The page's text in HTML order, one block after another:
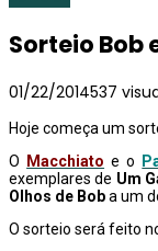
Sorteio Bob
01/22/2014537
Hoje começa um
O Macchiato e o
exemplares de Um
Olhos de Boba um
O sorteio será feito